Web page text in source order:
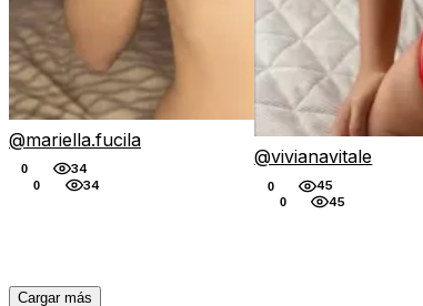
0 34
@mariella.fucila
0 34
0 45
@vivianavitale
0 45
Cargar más